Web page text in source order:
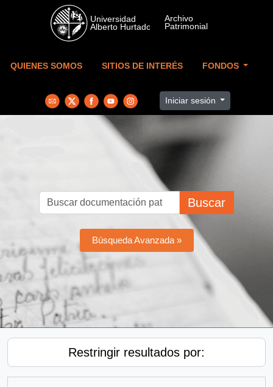
Skip to main content
QUIENES SOMOS SITIOS DE INTERÉS FONDOS
Iniciar sesión
Buscar
Búsqueda Avanzada »
Restringir resultados por: